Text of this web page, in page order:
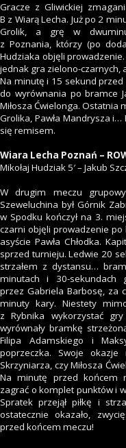
Gracze z Gliwickiej
B z Wiarą Lecha. Już po 2
Grolik, a grę w
z Poznania, którzy (po
Hudziaka objęli
jednak gra zielono-czarnych,
Na minutę i 15 sekund przed
do wyrównania po bramce
Miłosza Ćwielonga. Ostatnia
Grolika, Pawła Mandrysza
się remisem.
Wiara Lecha Poznań –
Mikołaj Hudziak 5′ – Jakub
W drugim meczu
Szeweluchina był Górnik
w Spodku kończył na 3.
czarni objęli prowadzenie po
asyście Pawła Chłodka.
sprzed turnieju. Ledwie 20
strzałem z dystansu…
minutach i 30-sekundach
przez Gabriela Barbosę, za
minuty kary. Niestety
z Rybnika wykorzystać
wyrównały bramkę
Filipa Adamskiego i
poprzeczka. Swoje okazje
Skrzyniarza, czy Miłosza
Na minutę przed końcem
zagrać o komplet punktów i
Spratek przejął piłkę i
ostatecznie okazało,
przed końcem meczu!